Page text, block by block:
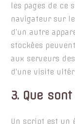
les pages de ce
navigateur sur
d’un autre
stockées
aux serveurs
d’une visite
3. Que
Un script est un